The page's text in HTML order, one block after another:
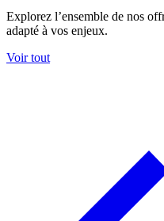
Explorez l’ensemble de nos
adapté à vos enjeux.
Voir tout